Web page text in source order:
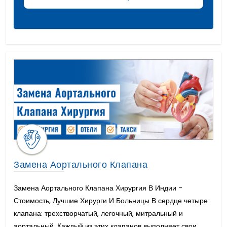
Острый Миелоидный Лейкоз
Полная Имплантация Зубов Цена
Замена Аортального Клапана
Замена Аортального Клапана Хирургия В Индии -
Стоимость, Лучшие Хирурги И Больницы В сердце четыре
клапана: трехстворчатый, легочный, митральный и